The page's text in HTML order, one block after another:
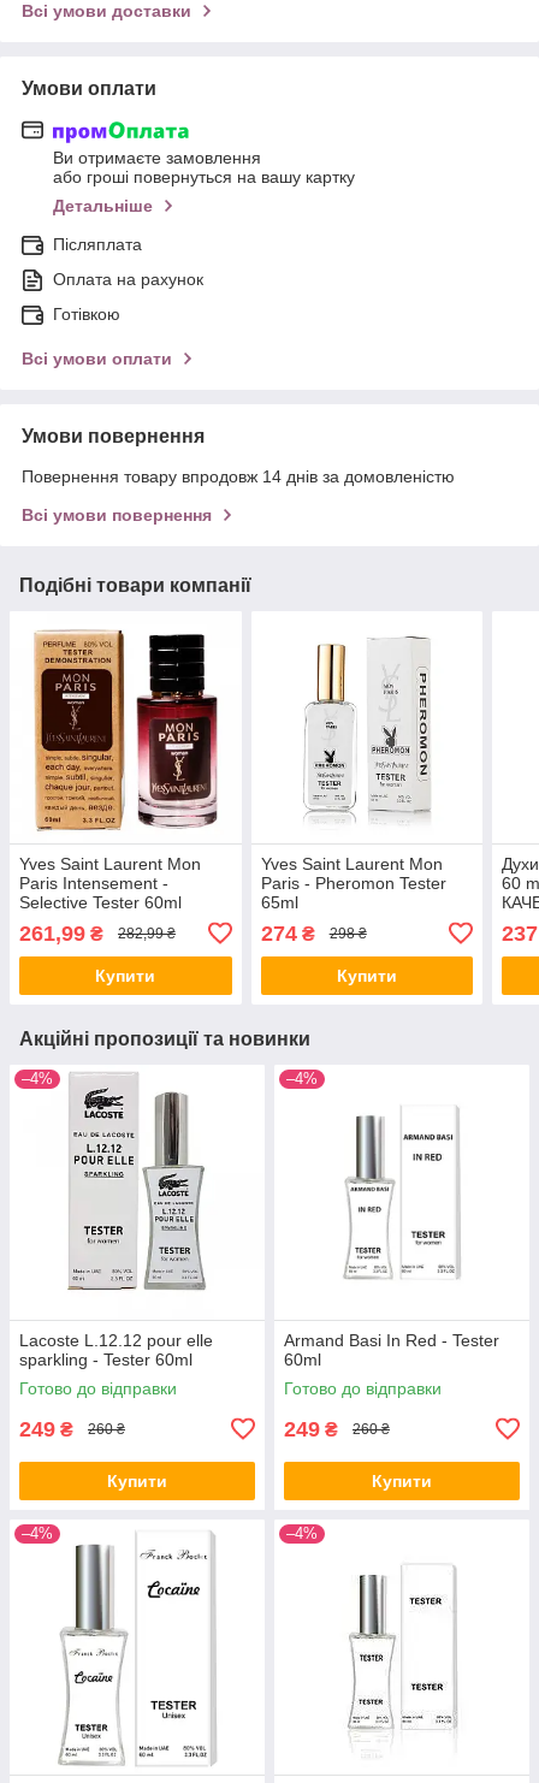
Всі умови доставки
Умови оплати
Ви отримаєте замовлення
або гроші повернуться на вашу картку
Детальніше
Післяплата
Оплата на рахунок
Готівкою
Всі умови оплати
Умови повернення
Повернення товару впродовж 14 днів за домовленістю
Всі умови повернення
Подібні товари компанії
Yves Saint Laurent Mon
Paris Intensement -
Selective Tester 60ml
261,99 ₴ 282,99 ₴
Купити
Yves Saint Laurent Mon
Paris - Pheromon Tester
65ml
274₴ 298 ₴
Купити
60
Акційні пропозиції та новинки
–4%
Lacoste L.12.12 pour elle
sparkling - Tester 60ml
Готово до відправки
249 ₴ 260 ₴
Купити
–4%
Armand Basi In Red - Tester
60ml
Готово до відправки
249 ₴ 260 ₴
Купити
–4% –4%